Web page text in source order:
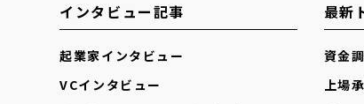
インタビュー記事
起業家インタビュー
VCインタビュー
最新
資金
上場